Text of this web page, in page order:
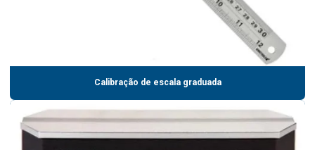
Calibração de escala graduada